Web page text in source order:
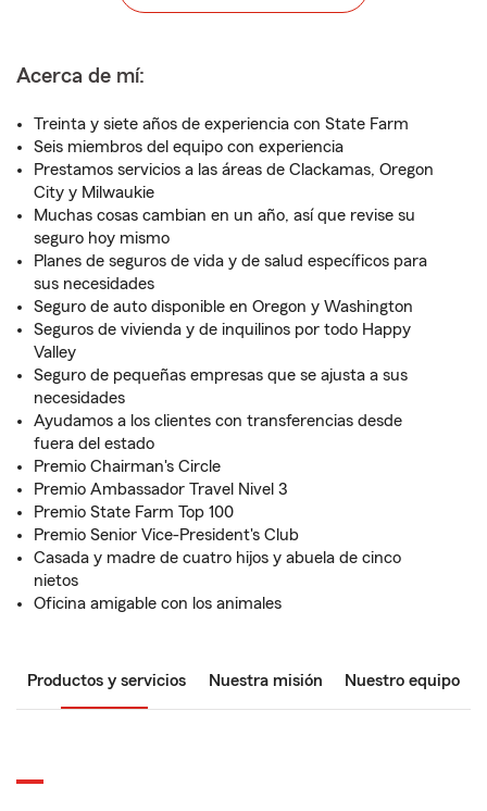
Acerca de mí:
Treinta y siete años de experiencia con State Farm
Seis miembros del equipo con experiencia
Prestamos servicios a las áreas de Clackamas, Oregon
City y Milwaukie
Muchas cosas cambian en un año, así que revise su
seguro hoy mismo
Planes de seguros de vida y de salud específicos para
sus necesidades
Seguro de auto disponible en Oregon y Washington
Seguros de vivienda y de inquilinos por todo Happy
Valley
Seguro de pequeñas empresas que se ajusta a sus
necesidades
Ayudamos a los clientes con transferencias desde
fuera del estado
Premio Chairman's Circle
Premio Ambassador Travel Nivel 3
Premio State Farm Top 100
Premio Senior Vice-President's Club
Casada y madre de cuatro hijos y abuela de cinco
nietos
Oficina amigable con los animales
Productos y servicios Nuestra misión Nuestro equipo